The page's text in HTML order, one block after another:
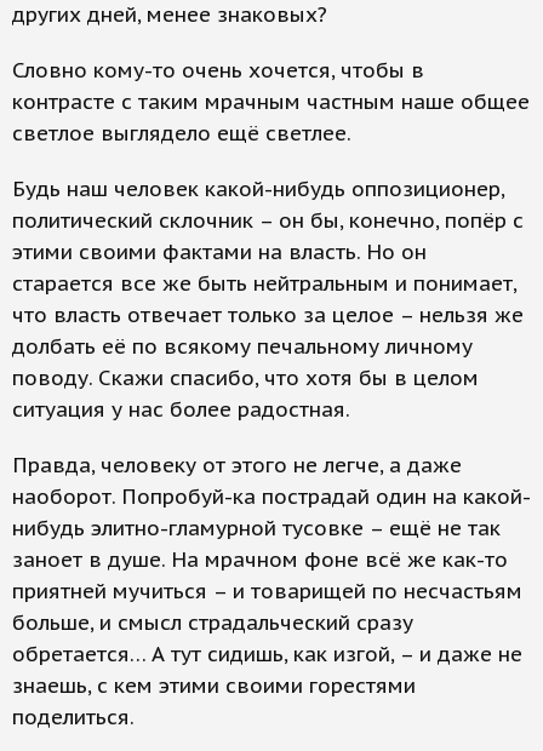
других дней, менее знаковых?
Словно кому-то очень хочется, чтобы в
контрасте с таким мрачным частным наше общее
светлое выглядело ещё светлее.
Будь наш человек какой-нибудь оппозиционер,
политический склочник – он бы, конечно, попёр с
этими своими фактами на власть. Но он
старается все же быть нейтральным и понимает,
что власть отвечает только за целое – нельзя же
долбать её по всякому печальному личному
поводу. Скажи спасибо, что хотя бы в целом
ситуация у нас более радостная.
Правда, человеку от этого не легче, а даже
наоборот. Попробуй-ка пострадай один на какой-
нибудь элитно-гламурной тусовке – ещё не так
заноет в душе. На мрачном фоне всё же как-то
приятней мучиться – и товарищей по несчастьям
больше, и смысл страдальческий сразу
обретается… А тут сидишь, как изгой, – и даже не
знаешь, с кем этими своими горестями
поделиться.